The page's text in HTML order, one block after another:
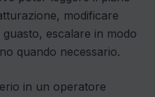
modificare
escalare in modo
quando necessario.
in un operatore